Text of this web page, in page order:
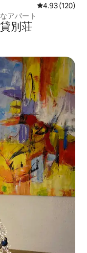
レビュー120
4.93 (120)
アパート
別荘